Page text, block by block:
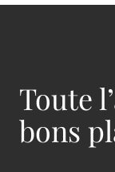
Toute
bons